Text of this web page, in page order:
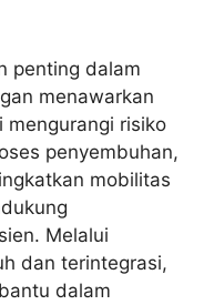
penting dalam
menawarkan
risiko
penyembuhan,
mobilitas
Melalui
dan terintegrasi,
dalam